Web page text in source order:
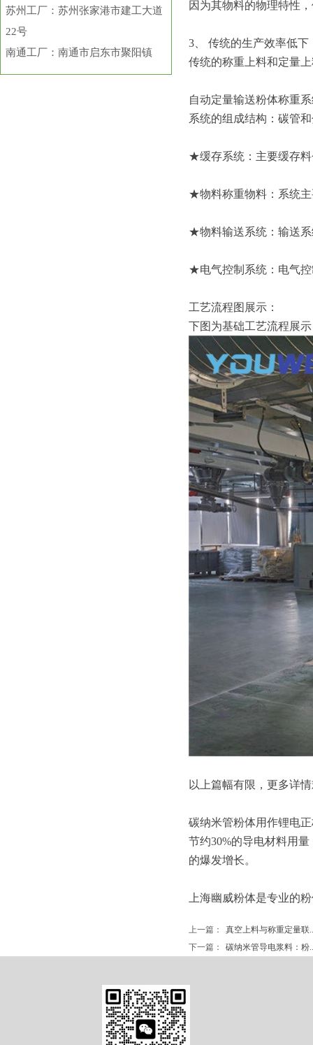
因为其物料的物理特性
3、 传统的生产效率低下
传统的称重上料和定量
自动定量输送粉体称重
系统的组成结构：碳管
★缓存系统：主要缓存料
★物料称重物料：系统
★物料输送系统：输送系
★电气控制系统：电气控
工艺流程图展示：
下图为基础工艺流程展
以上篇幅有限，更多详
碳纳米管粉体用作锂电
节约30%的导电材料用
的爆发增长。
上海幽威粉体是专业的
上一篇：
真空上料与称重定量联
下一篇：
碳纳米管导电浆料：粉
苏州工厂：苏州张家港市建工大道
22号
南通工厂：南通市启东市聚阳镇